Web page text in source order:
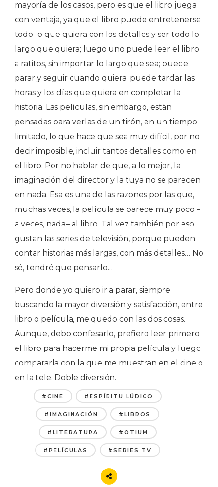
mayoría de los casos, pero es que el libro juega
con ventaja, ya que el libro puede entretenerse
todo lo que quiera con los detalles y ser todo lo
largo que quiera; luego uno puede leer el libro
a ratitos, sin importar lo largo que sea; puede
parar y seguir cuando quiera; puede tardar las
horas y los días que quiera en completar la
historia. Las películas, sin embargo, están
pensadas para verlas de un tirón, en un tiempo
limitado, lo que hace que sea muy difícil, por no
decir imposible, incluir tantos detalles como en
el libro. Por no hablar de que, a lo mejor, la
imaginación del director y la tuya no se parecen
en nada. Esa es una de las razones por las que,
muchas veces, la película se parece muy poco –
a veces, nada– al libro. Tal vez también por eso
gustan las series de televisión, porque pueden
contar historias más largas, con más detalles… No
sé, tendré que pensarlo…
Pero donde yo quiero ir a parar, siempre
buscando la mayor diversión y satisfacción, entre
libro o película, me quedo con las dos cosas.
Aunque, debo confesarlo, prefiero leer primero
el libro para hacerme mi propia película y luego
compararla con la que me muestran en el cine o
en la tele. Doble diversión.
#CINE #ESPÍRITU LÚDICO
#IMAGINACIÓN #LIBROS
#LITERATURA #OTIUM
#PELÍCULAS #SERIES TV